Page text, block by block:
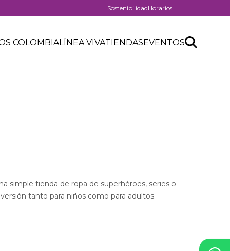
Menú
SostenibilidadHorarios
COLOMBIALÍNEA VIVATIENDASEVENTOSSearch
Buscar
simple tienda de ropa de superhéroes, series o
tanto para niños como para adultos.